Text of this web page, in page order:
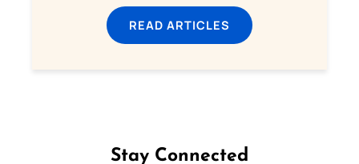
READ ARTICLES
Stay Connected